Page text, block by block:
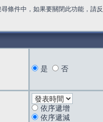
條件中，如果要關閉此功能，請反
是 否
依序遞增
依序遞減